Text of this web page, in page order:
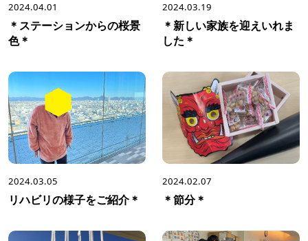
2024.04.01
＊ステーションからの桜景
色＊
2024.03.19
＊新しい家族を迎えいれま
した＊
2024.03.05
リハビリの様子をご紹介＊
2024.02.07
＊節分＊